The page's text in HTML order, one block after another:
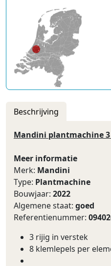
Beschrijving
Mandini plantmachine
Meer informatie
Merk: Mandini
Type: Plantmachine
Bouwjaar: 2022
Algemene staat: goed
Referentienummer:
3 rijig in verstek
8 klemlepels per